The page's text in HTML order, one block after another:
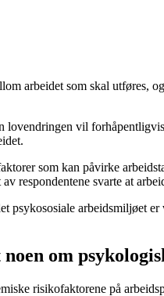
arbeidet som skal utføres,
vil
som kan påvirke
respondentene svarte at
psykososiale arbeidsmiljøet
om
risikofaktorene på